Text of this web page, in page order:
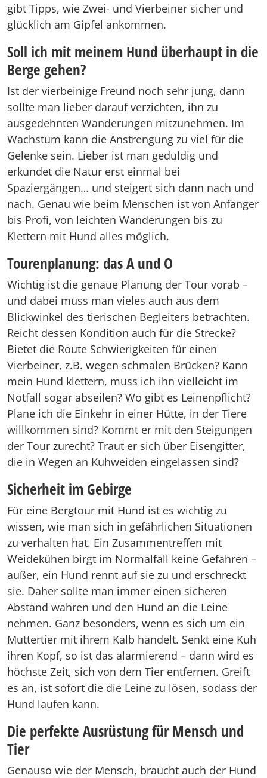
gibt Tipps, wie Zwei- und Vierbeiner sicher und
glücklich am Gipfel ankommen.
Soll ich mit meinem Hund überhaupt in die
Berge gehen?
Ist der vierbeinige Freund noch sehr jung, dann
sollte man lieber darauf verzichten, ihn zu
ausgedehnten Wanderungen mitzunehmen. Im
Wachstum kann die Anstrengung zu viel für die
Gelenke sein. Lieber ist man geduldig und
erkundet die Natur erst einmal bei
Spaziergängen… und steigert sich dann nach und
nach. Genau wie beim Menschen ist von Anfänger
bis Profi, von leichten Wanderungen bis zu
Klettern mit Hund alles möglich.
Tourenplanung: das A und O
Wichtig ist die genaue Planung der Tour vorab –
und dabei muss man vieles auch aus dem
Blickwinkel des tierischen Begleiters betrachten.
Reicht dessen Kondition auch für die Strecke?
Bietet die Route Schwierigkeiten für einen
Vierbeiner, z.B. wegen schmalen Brücken? Kann
mein Hund klettern, muss ich ihn vielleicht im
Notfall sogar abseilen? Wo gibt es Leinenpflicht?
Plane ich die Einkehr in einer Hütte, in der Tiere
willkommen sind? Kommt er mit den Steigungen
der Tour zurecht? Traut er sich über Eisengitter,
die in Wegen an Kuhweiden eingelassen sind?
Sicherheit im Gebirge
Für eine Bergtour mit Hund ist es wichtig zu
wissen, wie man sich in gefährlichen Situationen
zu verhalten hat. Ein Zusammentreffen mit
Weidekühen birgt im Normalfall keine Gefahren –
außer, ein Hund rennt auf sie zu und erschreckt
sie. Daher sollte man immer einen sicheren
Abstand wahren und den Hund an die Leine
nehmen. Ganz besonders, wenn es sich um ein
Muttertier mit ihrem Kalb handelt. Senkt eine Kuh
ihren Kopf, so ist das alarmierend – dann wird es
höchste Zeit, sich von dem Tier entfernen. Greift
es an, ist sofort die die Leine zu lösen, sodass der
Hund laufen kann.
Die perfekte Ausrüstung für Mensch und
Tier
Genauso wie der Mensch, braucht auch der Hund